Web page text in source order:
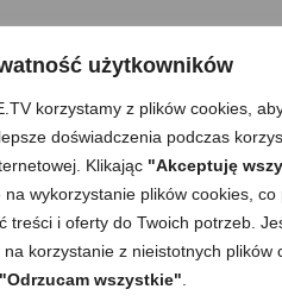
użytkowników
korzystamy z plików cookies,
doświadczenia podczas
Klikając "Akceptuję
wykorzystanie plików cookies, co
treści i oferty do Twoich potrzeb.
korzystanie z nieistotnych plików
"Odrzucam wszystkie"
Dzień Dziecka,
Boże Narodzenie,Zapiekanki i dania z piekarnika
pomidorowa
22 KOMENTARZE
makaronem i marchewką… Dzisiaj